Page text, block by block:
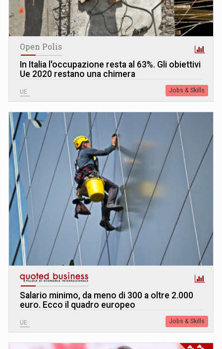
Open Polis
In Italia l'occupazione resta al 63%. Gli obiettivi
Ue 2020 restano una chimera
UE Jobs & Skills
Salario minimo, da meno di 300 a oltre 2.000
euro. Ecco il quadro europeo
UE Jobs & Skills